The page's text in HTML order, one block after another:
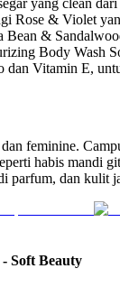
Rose & Violet
Bean &
Body Wash
dan Vitamin E,
feminine.
habis mandi
parfum, dan kulit
- Soft Beauty